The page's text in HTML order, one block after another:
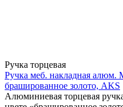
Ручка торцевая
Ручка меб. накладная
брашированное золото, AKS
Алюминиевая торцевая